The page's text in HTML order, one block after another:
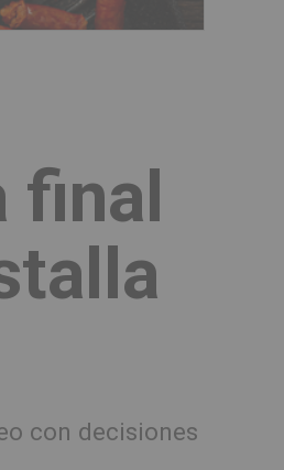
final
con decisiones